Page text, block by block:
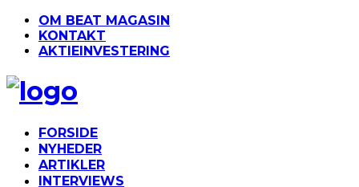
OM BEAT MAGASIN
KONTAKT
AKTIEINVESTERING
FORSIDE
NYHEDER
ARTIKLER
INTERVIEWS